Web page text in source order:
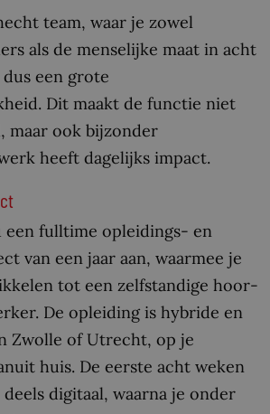
team, waar je zowel
als de menselijke maat in acht
een grote
Dit maakt de functie niet
maar ook bijzonder
heeft dagelijks impact.
een fulltime opleidings- en
van een jaar aan, waarmee je
tot een zelfstandige hoor-
De opleiding is hybride en
Zwolle of Utrecht, op je
huis. De eerste acht weken
digitaal, waarna je onder